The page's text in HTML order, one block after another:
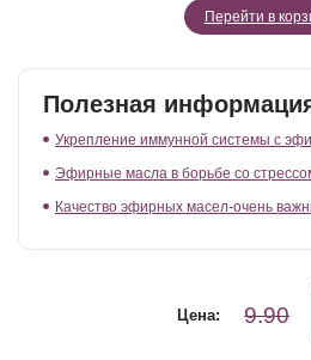
Перейти в
Полезная
Укрепление иммунной системы с
Эфирные масла в борьбе со
Качество эфирных масел-очень
9.90
Цена: